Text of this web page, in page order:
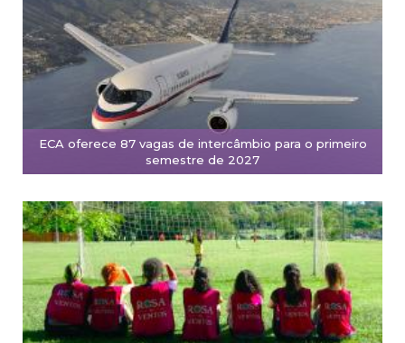
ECA oferece 87 vagas de intercâmbio para o primeiro
semestre de 2027